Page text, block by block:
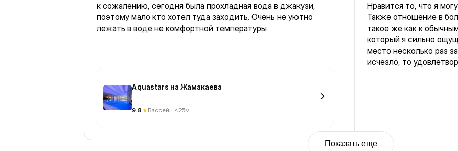
к сожалению, сегодня была прохладная вода в джакузи,
поэтому мало кто хотел туда заходить. Очень не уютно
лежать в воде не комфортной температуры
Aquastars на Жамакаева
9.8 Бассейн <25м
Нравится то, что я
Также отношение в
такое же как к
который я сильно
место несколько раз
исчезло, то
Показать еще